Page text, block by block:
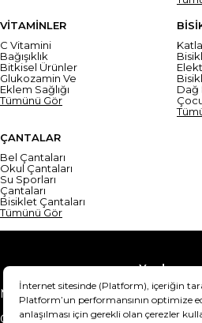
VİTAMİNLER
C Vitamini
Bağışıklık
Bitkisel Ürünler
Glukozamin Ve
Eklem Sağlığı
Tümünü Gör
Dağ
ÇANTALAR
Bel Çantaları
Okul Çantaları
Su Sporları
Çantaları
Bisiklet Çantaları
Tümünü Gör
Yardım
Mesafeli Satış Sözleşmesi
Gizlilik Sözleşmesi